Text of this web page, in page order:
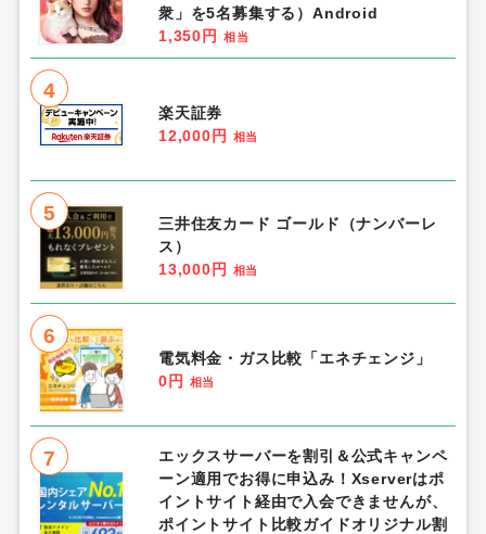
衆」を5名募集する）Android
1,350円
相当
4
楽天証券
12,000円
相当
5
三井住友カード ゴールド（ナンバーレ
ス）
13,000円
相当
6
電気料金・ガス比較「エネチェンジ」
0円
相当
7
エックスサーバーを割引＆公式キャンペ
ーン適用でお得に申込み！Xserverはポ
イントサイト経由で入会できませんが、
ポイントサイト比較ガイドオリジナル割